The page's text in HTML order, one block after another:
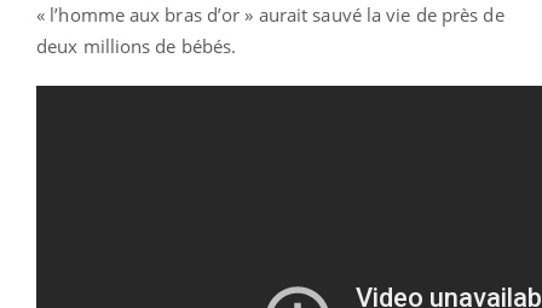
« l’homme aux bras d’or » aurait sauvé la vie de près de
deux millions de bébés.